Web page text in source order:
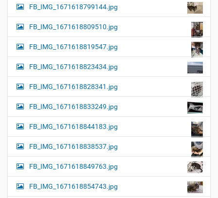
FB_IMG_1671618799144.jpg
FB_IMG_1671618809510.jpg
FB_IMG_1671618819547.jpg
FB_IMG_1671618823434.jpg
FB_IMG_1671618828341.jpg
FB_IMG_1671618833249.jpg
FB_IMG_1671618844183.jpg
FB_IMG_1671618838537.jpg
FB_IMG_1671618849763.jpg
FB_IMG_1671618854743.jpg